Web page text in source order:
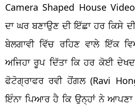
Camera Shaped House
ਦਾ ਘਰ ਬਣਾਉਣ ਦੀ ਇੱਛਾ ਹਰ ਕਿਸੇ
ਬੇਲਗਾਵੀ ਵਿੱਚ ਰਹਿਣ ਵਾਲੇ ਇੱਕ
ਅਜਿਹਾ ਰੂਪ ਦਿੱਤਾ ਕਿ ਹਰ ਕੋਈ
ਫੋਟੋਗ੍ਰਾਫਰ ਰਵੀ ਹੋਂਗਲ (Ravi
ਇੰਨਾ ਪਿਆਰ ਹੈ ਕਿ ਉਨ੍ਹਾਂ ਨੇ ਆਪਣਾ